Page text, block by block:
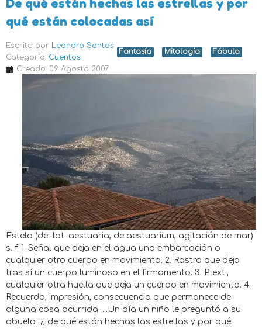
De qué están hechas las estrellas y por
qué están colocadas así
Escrito por Leandro Santos
Categoría: Cuentos
Creado: 09 Agosto 2007
Fantasía Mitología Fábula
Estela (del lat. aestuaria, de aestuarium, agitación de mar)
s. f. 1. Señal que deja en el agua una embarcación o
cualquier otro cuerpo en movimiento. 2. Rastro que deja
tras sí un cuerpo luminoso en el firmamento. 3. P. ext.,
cualquier otra huella que deja un cuerpo en movimiento. 4.
Recuerdo, impresión, consecuencia que permanece de
alguna cosa ocurrida. ...Un día un niño le preguntó a su
abuela "¿ de qué están hechas las estrellas y por qué